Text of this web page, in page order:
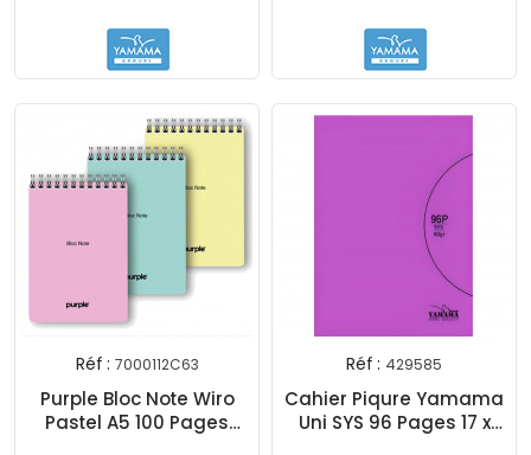
Réf : 7000112C63
Purple Bloc Note Wiro
Pastel A5 100 Pages
Réf : 429585
Cahier Piqure Yamama
Uni SYS 96 Pages 17 x